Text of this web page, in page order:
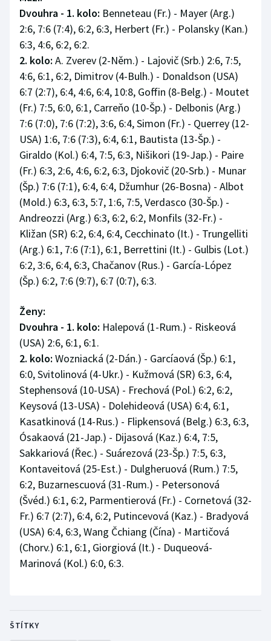
Dvouhra - 1. kolo: Benneteau (Fr.) - Mayer (Arg.)
2:6, 7:6 (7:4), 6:2, 6:3, Herbert (Fr.) - Polansky (Kan.)
6:3, 4:6, 6:2, 6:2.
2. kolo: A. Zverev (2-Něm.) - Lajovič (Srb.) 2:6, 7:5,
4:6, 6:1, 6:2, Dimitrov (4-Bulh.) - Donaldson (USA)
6:7 (2:7), 6:4, 4:6, 6:4, 10:8, Goffin (8-Belg.) - Moutet
(Fr.) 7:5, 6:0, 6:1, Carreňo (10-Šp.) - Delbonis (Arg.)
7:6 (7:0), 7:6 (7:2), 3:6, 6:4, Simon (Fr.) - Querrey (12-
USA) 1:6, 7:6 (7:3), 6:4, 6:1, Bautista (13-Šp.) -
Giraldo (Kol.) 6:4, 7:5, 6:3, Nišikori (19-Jap.) - Paire
(Fr.) 6:3, 2:6, 4:6, 6:2, 6:3, Djokovič (20-Srb.) - Munar
(Šp.) 7:6 (7:1), 6:4, 6:4, Džumhur (26-Bosna) - Albot
(Mold.) 6:3, 6:3, 5:7, 1:6, 7:5, Verdasco (30-Šp.) -
Andreozzi (Arg.) 6:3, 6:2, 6:2, Monfils (32-Fr.) -
Kližan (SR) 6:2, 6:4, 6:4, Cecchinato (It.) - Trungelliti
(Arg.) 6:1, 7:6 (7:1), 6:1, Berrettini (It.) - Gulbis (Lot.)
6:2, 3:6, 6:4, 6:3, Chačanov (Rus.) - García-López
(Šp.) 6:2, 7:6 (9:7), 6:7 (0:7), 6:3.
Ženy:
Dvouhra - 1. kolo: Halepová (1-Rum.) - Riskeová
(USA) 2:6, 6:1, 6:1.
2. kolo: Wozniacká (2-Dán.) - Garcíaová (Šp.) 6:1,
6:0, Svitolinová (4-Ukr.) - Kužmová (SR) 6:3, 6:4,
Stephensová (10-USA) - Frechová (Pol.) 6:2, 6:2,
Keysová (13-USA) - Dolehideová (USA) 6:4, 6:1,
Kasatkinová (14-Rus.) - Flipkensová (Belg.) 6:3, 6:3,
Ósakaová (21-Jap.) - Dijasová (Kaz.) 6:4, 7:5,
Sakkariová (Řec.) - Suárezová (23-Šp.) 7:5, 6:3,
Kontaveitová (25-Est.) - Dulgheruová (Rum.) 7:5,
6:2, Buzarnescuová (31-Rum.) - Petersonová
(Švéd.) 6:1, 6:2, Parmentierová (Fr.) - Cornetová (32-
Fr.) 6:7 (2:7), 6:4, 6:2, Putincevová (Kaz.) - Bradyová
(USA) 6:4, 6:3, Wang Čchiang (Čína) - Martičová
(Chorv.) 6:1, 6:1, Giorgiová (It.) - Duqueová-
Marinová (Kol.) 6:0, 6:3.
ŠTÍTKY